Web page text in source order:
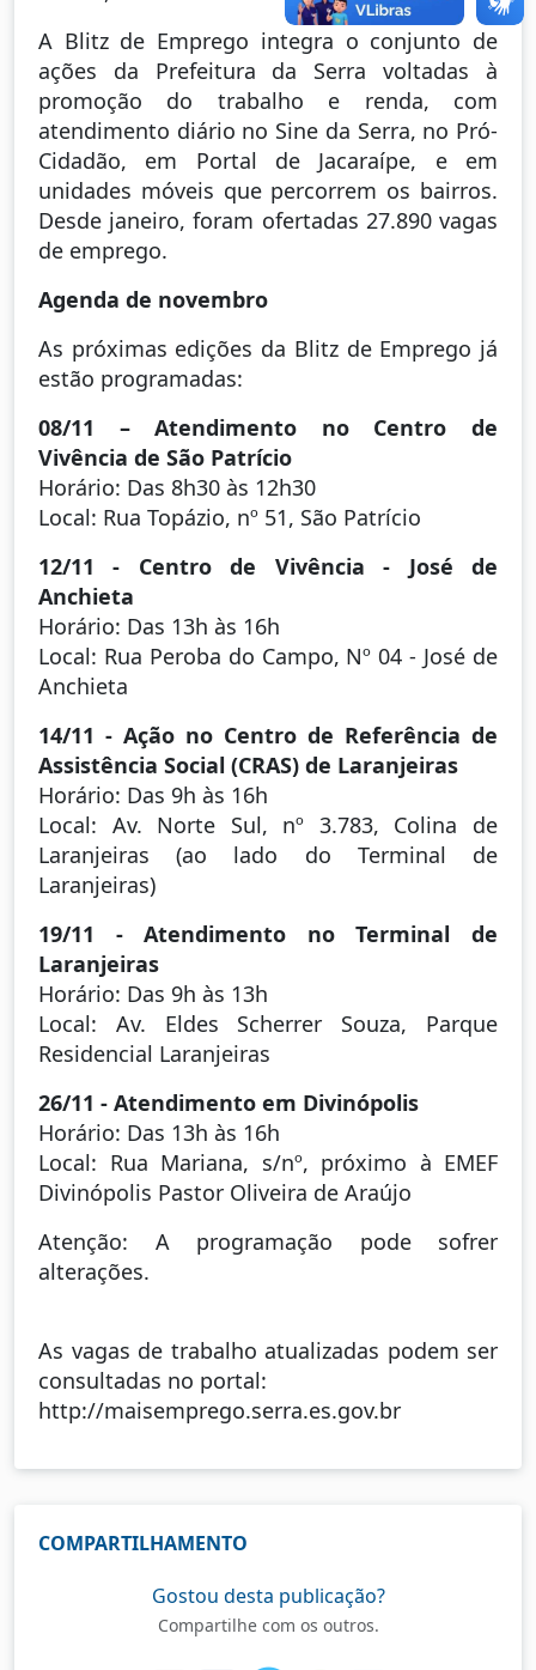
A Blitz de Emprego integra o conjunto de
ações da Prefeitura da Serra voltadas à
promoção do trabalho e renda, com
atendimento diário no Sine da Serra, no Pró-
Cidadão, em Portal de Jacaraípe, e em
unidades móveis que percorrem os bairros.
Desde janeiro, foram ofertadas 27.890 vagas
de emprego.
Agenda de novembro
As próximas edições da Blitz de Emprego já
estão programadas:
08/11 – Atendimento no Centro de
Vivência de São Patrício
Horário: Das 8h30 às 12h30
Local: Rua Topázio, nº 51, São Patrício
12/11 - Centro de Vivência - José de
Anchieta
Horário: Das 13h às 16h
Local: Rua Peroba do Campo, Nº 04 - José de
Anchieta
14/11 - Ação no Centro de Referência de
Assistência Social (CRAS) de Laranjeiras
Horário: Das 9h às 16h
Local: Av. Norte Sul, nº 3.783, Colina de
Laranjeiras (ao lado do Terminal de
Laranjeiras)
19/11 - Atendimento no Terminal de
Laranjeiras
Horário: Das 9h às 13h
Local: Av. Eldes Scherrer Souza, Parque
Residencial Laranjeiras
26/11 - Atendimento em Divinópolis
Horário: Das 13h às 16h
Local: Rua Mariana, s/nº, próximo à EMEF
Divinópolis Pastor Oliveira de Araújo
Atenção: A programação pode sofrer
alterações.
As vagas de trabalho atualizadas podem ser
consultadas no portal:
http://maisemprego.serra.es.gov.br
COMPARTILHAMENTO
Gostou desta publicação?
Compartilhe com os outros.